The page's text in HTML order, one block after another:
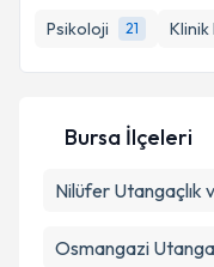
Psikoloji
21 Klinik
E-posta Adresiniz
Metni'ni
Bursa İlçeleri
Nilüfer Utangaçlık
Osmangazi